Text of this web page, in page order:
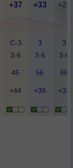
+37 +33 +29
С-З
3-6
З
3-6
З
3-6
45 56 66
+44 +39 +33